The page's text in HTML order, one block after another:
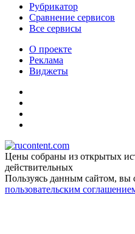
Рубрикатор
Сравнение сервисов
Все сервисы
О проекте
Реклама
Виджеты
Цены собраны из открытых
действительных
Пользуясь данным сайтом, вы
пользовательским